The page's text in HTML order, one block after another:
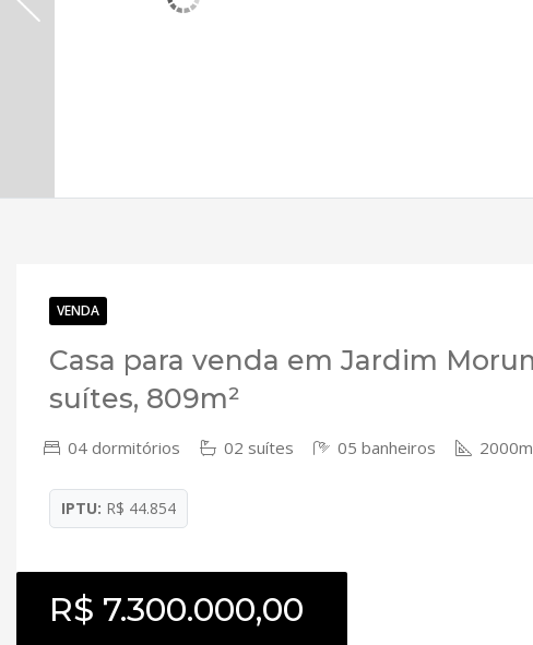
VENDA
Casa para venda em Jardim
suítes, 809m²
04 dormitórios 02 suítes 05 banheiros
IPTU: R$ 44.854
R$ 7.300.000,00